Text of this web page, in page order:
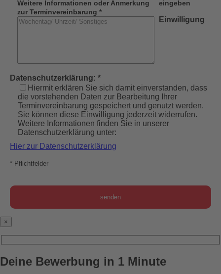
Weitere Informationen oder Anmerkung
zur Terminvereinbarung *
eingeben
Einwilligung
Datenschutzerklärung: *
Hiermit erklären Sie sich damit einverstanden, dass
die vorstehenden Daten zur Bearbeitung Ihrer
Terminvereinbarung gespeichert und genutzt werden.
Sie können diese Einwilligung jederzeit widerrufen.
Weitere Informationen finden Sie in unserer
Datenschutzerklärung unter:
Hier zur Datenschutzerklärung
* Pflichtfelder
×
Deine Bewerbung in 1 Minute